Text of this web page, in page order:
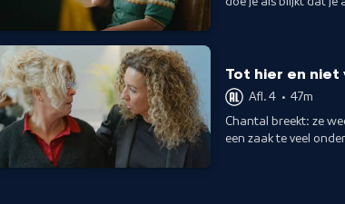
Tot hier en niet
Afl. 4 • 47m
Chantal breekt: ze
een zaak te veel